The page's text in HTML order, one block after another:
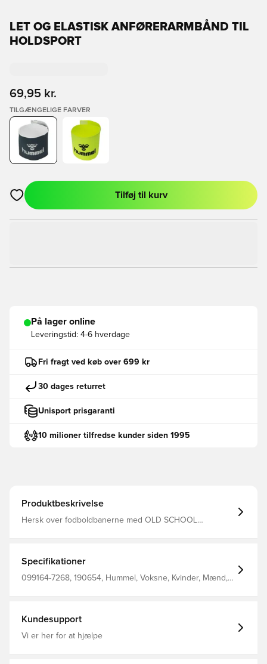
LET OG ELASTISK ANFØRERARMBÅND TIL
HOLDSPORT
69,95 kr.
TILGÆNGELIGE FARVER
Åbner en Modal til at logge ind eller tilmelde dig som medlem
Tilføj til kurv
På lager online
Leveringstid: 4-6 hverdage
Fri fragt ved køb over 699 kr
30 dages returret
Unisport prisgaranti
10 milioner tilfredse kunder siden 1995
Produktbeskrivelse
Hersk over fodboldbanerne med OLD SCHOOL
Specifikationer
099164-7268, 190654, Hummel, Voksne, Kvinder, Mænd,
Kundesupport
Vi er her for at hjælpe